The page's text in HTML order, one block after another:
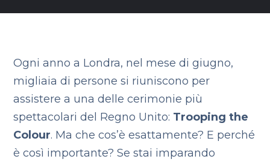
Ogni anno a Londra, nel mese di giugno,
migliaia di persone si riuniscono per
assistere a una delle cerimonie più
spettacolari del Regno Unito: Trooping the
Colour. Ma che cos’è esattamente? E perché
è così importante? Se stai imparando